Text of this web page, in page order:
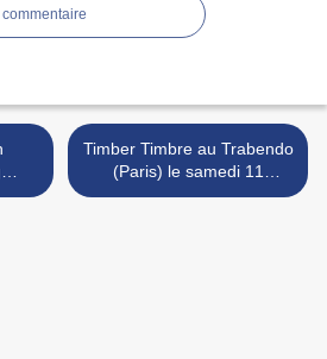
Timber Timbre au Trabendo
(Paris) le samedi 11
novembre >